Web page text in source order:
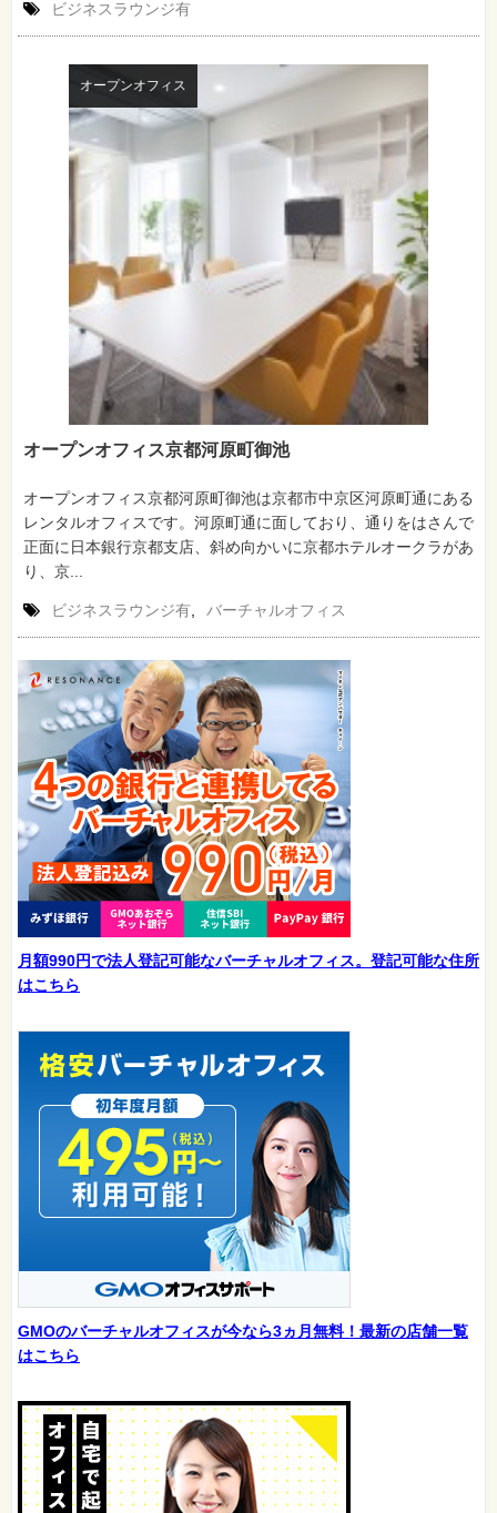
ビジネスラウンジ有
オープンオフィス
オープンオフィス京都河原町御池
オープンオフィス京都河原町御池は京都市中京区河原町通にある
レンタルオフィスです。河原町通に面しており、通りをはさんで
正面に日本銀行京都支店、斜め向かいに京都ホテルオークラがあ
り、京...
ビジネスラウンジ有 バーチャルオフィス
月額990円で法人登記可能なバーチャルオフィス。登記可能な住所
はこちら
GMOのバーチャルオフィスが今なら3ヵ月無料！最新の店舗一覧
はこちら